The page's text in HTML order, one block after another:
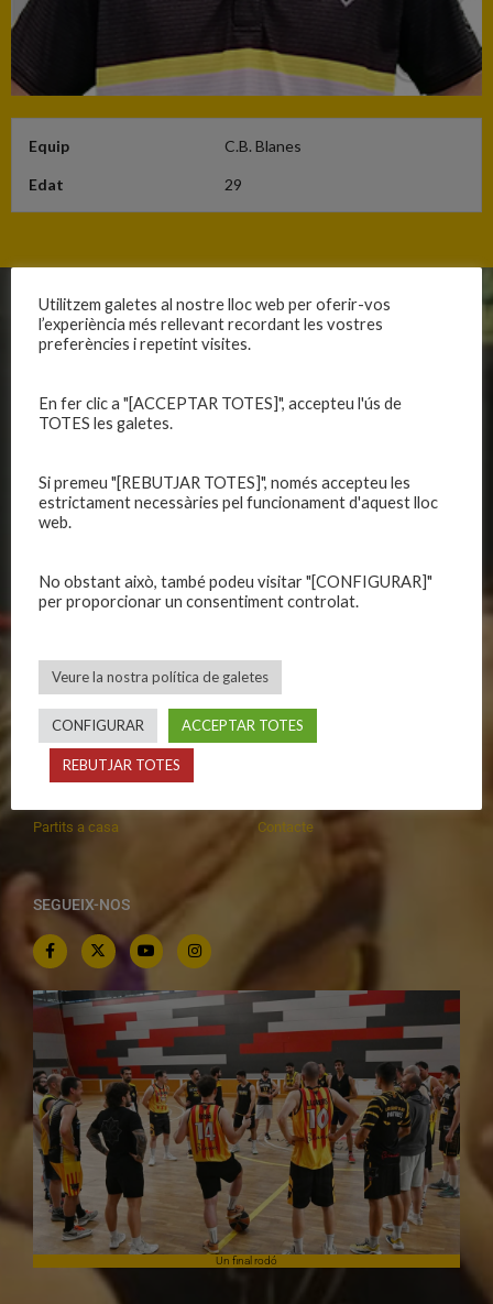
Equip C.B. Blanes
Edat 29
CLUB
Publicacions
Política de privadesa
Política de galetes
EQUIPS
C.E. El Vilar
Escola
CALENDARIS
Primer Equip Femení
Equips federats
C.E. El Vilar
Altres equips
Partits a casa
INFORMACIONS
Inscripcions
Botiga
Documentació
Contacte
SEGUEIX-NOS
Un final rodó
Utilitzem galetes al nostre lloc web per oferir-vos
l’experiència més rellevant recordant les vostres
preferències i repetint visites.
En fer clic a "[ACCEPTAR TOTES]", accepteu l'ús de
TOTES les galetes.
Si premeu "[REBUTJAR TOTES]", només accepteu les
estrictament necessàries pel funcionament d'aquest lloc
web.
No obstant això, també podeu visitar "[CONFIGURAR]"
per proporcionar un consentiment controlat.
Veure la nostra política de galetes
CONFIGURAR ACCEPTAR TOTES
REBUTJAR TOTES